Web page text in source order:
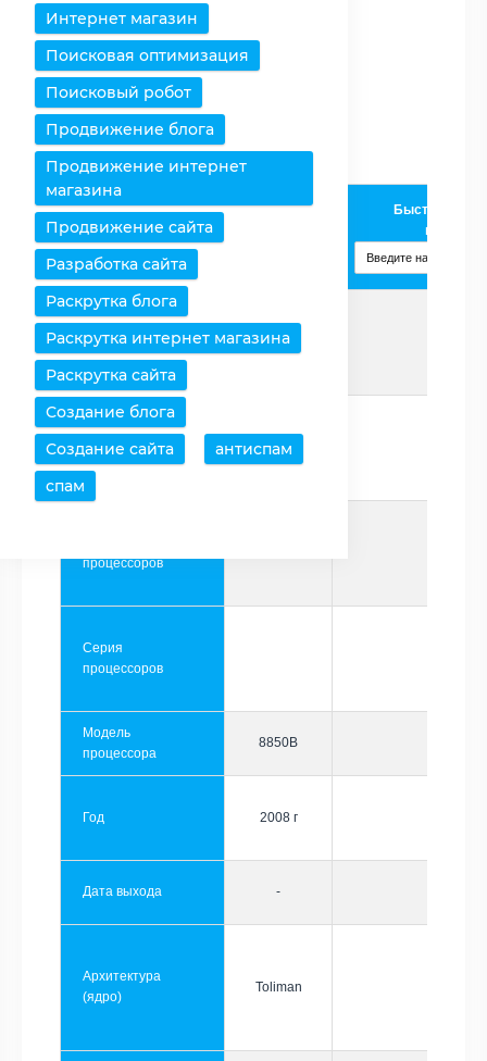
Интернет магазин
Поисковая оптимизация
Поисковый робот
Продвижение блога
Продвижение интернет
магазина
Продвижение сайта
Разработка сайта
Раскрутка блога
Раскрутка интернет магазина
Раскрутка сайта
Создание блога
Создание сайта
антиспам
спам
Снять все выделения
Оставить только
выбранное
Удалить выбранное
Процессоры /
Характеристики
AMD
Быстрое
Страница Подробнее
Производитель AMD
процессоров
Серия
процессоров
Модель
процессора
8850B
Год 2008 г
Дата выхода -
Архитектура
(ядро)
Toliman